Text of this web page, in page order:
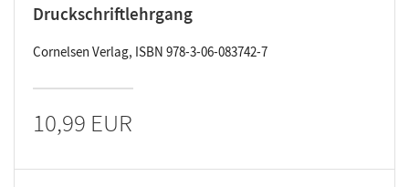
Druckschriftlehrgang
Cornelsen Verlag, ISBN 978-3-06-083742-7
10,99 EUR